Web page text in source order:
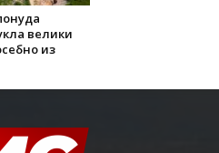
велики
из